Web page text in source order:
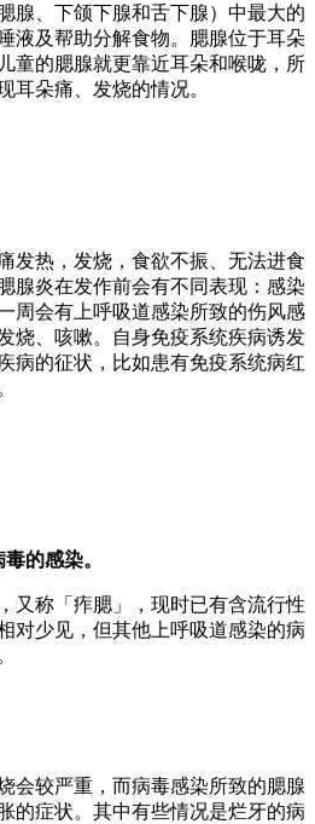
腺、下颌下腺和舌下腺）中最大的
液及帮助分解食物。腮腺位于耳朵
童的腮腺就更靠近耳朵和喉咙，所
耳朵痛、发烧的情况。
发热，发烧，食欲不振、无法进食
腺炎在发作前会有不同表现：感染
周会有上呼吸道感染所致的伤风感
烧、咳嗽。自身免疫系统疾病诱发
病的征状，比如患有免疫系统病红
的感染。
又称「痄腮」，现时已有含流行性
对少见，但其他上呼吸道感染的病
会较严重，而病毒感染所致的腮腺
的症状。其中有些情况是烂牙的病